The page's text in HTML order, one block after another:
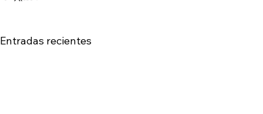
Entradas recientes